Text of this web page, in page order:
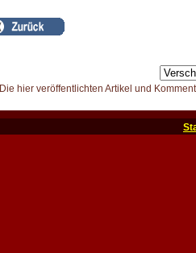
Die hier veröffentlichten Artikel und